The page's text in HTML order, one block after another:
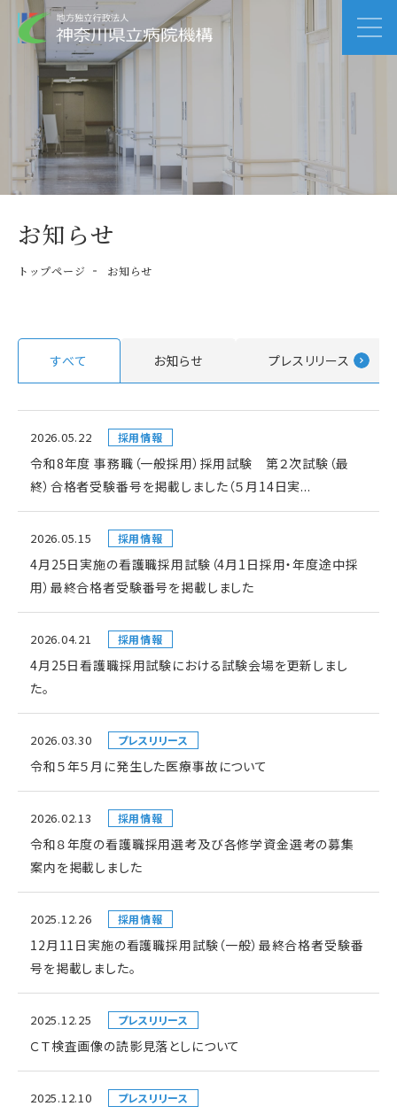
お知らせ
トップページ お知らせ
すべて お知らせ プレスリリース
2026.05.22 採用情報
令和8年度 事務職（一般採用）採用試験 第２次試験（最
終）合格者受験番号を掲載しました（５月14日実...
2026.05.15 採用情報
4月25日実施の看護職採用試験（4月1日採用・年度途中採
用）最終合格者受験番号を掲載しました
2026.04.21 採用情報
4月25日看護職採用試験における試験会場を更新しまし
た。
2026.03.30 プレスリリース
令和５年５月に発生した医療事故について
2026.02.13 採用情報
令和８年度の看護職採用選考及び各修学資金選考の募集
案内を掲載しました
2025.12.26 採用情報
12月11日実施の看護職採用試験（一般）最終合格者受験番
号を掲載しました。
2025.12.25 プレスリリース
ＣＴ検査画像の読影見落としについて
2025.12.10 プレスリリース